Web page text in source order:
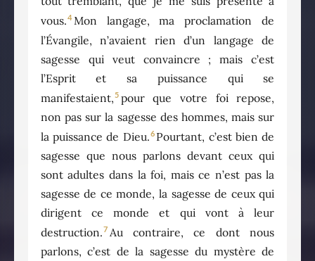
vous.4 Mon langage, ma proclamation de
l’Évangile, n’avaient rien d’un langage de
sagesse qui veut convaincre ; mais c’est
l’Esprit et sa puissance qui se
manifestaient,5 pour que votre foi repose,
non pas sur la sagesse des hommes, mais sur
la puissance de Dieu.6 Pourtant, c’est bien de
sagesse que nous parlons devant ceux qui
sont adultes dans la foi, mais ce n’est pas la
sagesse de ce monde, la sagesse de ceux qui
dirigent ce monde et qui vont à leur
destruction.7 Au contraire, ce dont nous
parlons, c’est de la sagesse du mystère de